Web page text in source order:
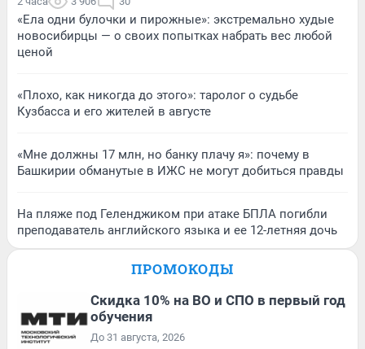
«Ела одни булочки и пирожные»: экстремально худые
новосибирцы — о своих попытках набрать вес любой
ценой
«Плохо, как никогда до этого»: таролог о судьбе
Кузбасса и его жителей в августе
«Мне должны 17 млн, но банку плачу я»: почему в
Башкирии обманутые в ИЖС не могут добиться правды
На пляже под Геленджиком при атаке БПЛА погибли
преподаватель английского языка и ее 12-летняя дочь
ПРОМОКОДЫ
Скидка 10% на ВО и СПО в первый год
обучения
До 31 августа, 2026